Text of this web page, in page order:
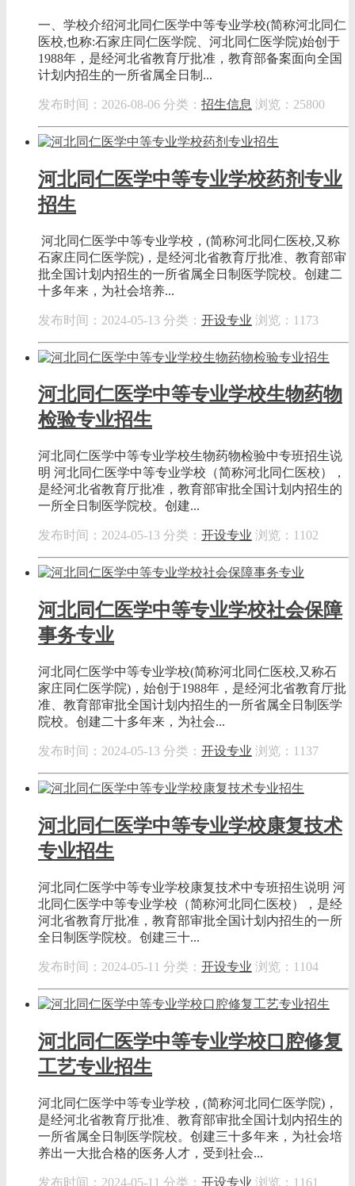
一、学校介绍河北同仁医学中等专业学校(简称河北同仁
医校,也称:石家庄同仁医学院、河北同仁医学院)始创于
1988年，是经河北省教育厅批准，教育部备案面向全国
计划内招生的一所省属全日制...
发布时间：2026-08-06 分类： 招生信息 浏览：25800
河北同仁医学中等专业学校药剂专业
招生
河北同仁医学中等专业学校，(简称河北同仁医校,又称
石家庄同仁医学院)，是经河北省教育厅批准、教育部审
批全国计划内招生的一所省属全日制医学院校。创建二
十多年来，为社会培养...
发布时间：2024-05-13 分类： 开设专业 浏览：1173
河北同仁医学中等专业学校生物药物
检验专业招生
河北同仁医学中等专业学校生物药物检验中专班招生说
明 河北同仁医学中等专业学校（简称河北同仁医校），
是经河北省教育厅批准，教育部审批全国计划内招生的
一所全日制医学院校。创建...
发布时间：2024-05-13 分类： 开设专业 浏览：1102
河北同仁医学中等专业学校社会保障
事务专业
河北同仁医学中等专业学校(简称河北同仁医校,又称石
家庄同仁医学院)，始创于1988年，是经河北省教育厅批
准、教育部审批全国计划内招生的一所省属全日制医学
院校。创建二十多年来，为社会...
发布时间：2024-05-13 分类： 开设专业 浏览：1137
河北同仁医学中等专业学校康复技术
专业招生
河北同仁医学中等专业学校康复技术中专班招生说明 河
北同仁医学中等专业学校（简称河北同仁医校），是经
河北省教育厅批准，教育部审批全国计划内招生的一所
全日制医学院校。创建三十...
发布时间：2024-05-11 分类： 开设专业 浏览：1104
河北同仁医学中等专业学校口腔修复
工艺专业招生
河北同仁医学中等专业学校，(简称河北同仁医学院)，
是经河北省教育厅批准、教育部审批全国计划内招生的
一所省属全日制医学院校。创建三十多年来，为社会培
养出一大批合格的医务人才，受到社会...
发布时间：2024-05-11 分类： 开设专业 浏览：1161